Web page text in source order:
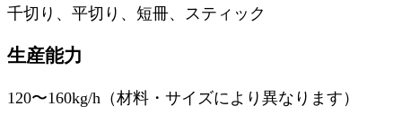
千切り、平切り、短冊、スティック
生産能力
120〜160kg/h（材料・サイズにより異なります）